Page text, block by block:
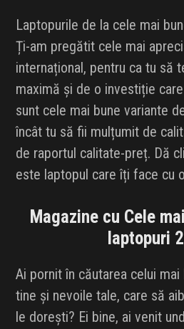
IDEI DE CADOURI
ȘTIRI
FAVORITE
Laptopurile de la cele mai
Ți-am pregătit cele mai
internațional, pentru ca tu să
maximă și de o investiție
sunt cele mai bune variante
încât tu să fii mulțumit de
de raportul calitate-preț. Dă
este laptopul care îți face cu
Magazine cu Cele
laptopuri
Ai pornit în căutarea celui
tine și nevoile tale, care să
le dorești? Ei bine, ai venit